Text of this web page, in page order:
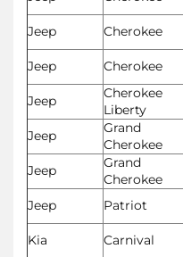
Jeep
Cherokee
Jeep
Cherokee
Jeep
Cherokee
Liberty
Jeep
Grand
Cherokee
Jeep
Grand
Cherokee
Jeep
Patriot
Kia
Carnival